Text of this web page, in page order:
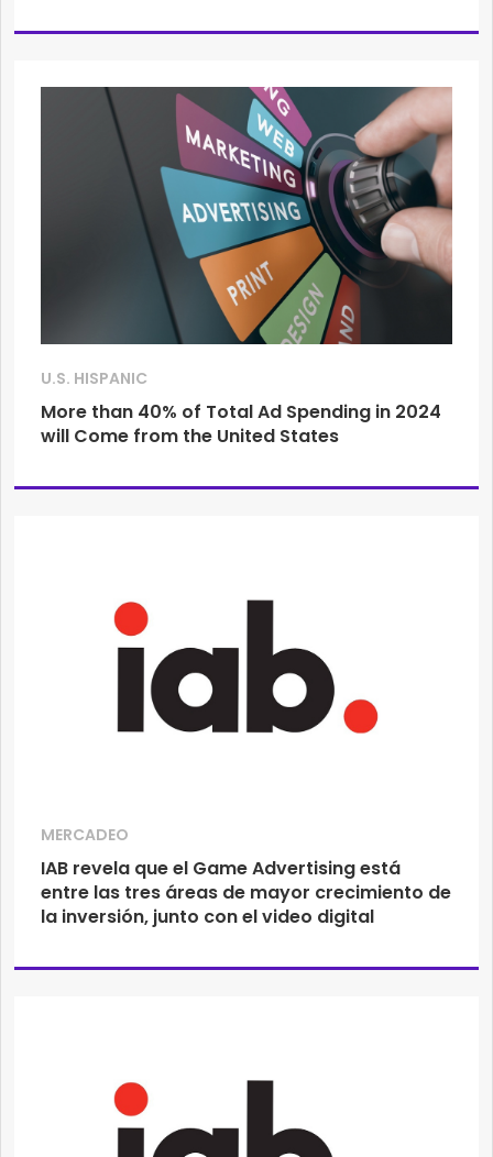
U.S. HISPANIC
More than 40% of Total Ad Spending in 2024
will Come from the United States
MERCADEO
IAB revela que el Game Advertising está
entre las tres áreas de mayor crecimiento de
la inversión, junto con el video digital